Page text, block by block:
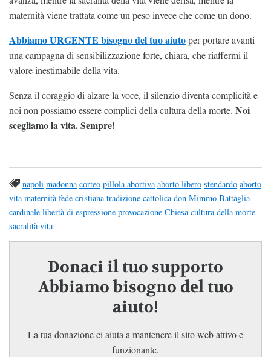
maternità viene trattata come un peso invece che come un dono.
Abbiamo URGENTE bisogno del tuo aiutoper portare avanti
una campagna di sensibilizzazione forte, chiara, che riaffermi il
valore inestimabile della vita.
Senza il coraggio di alzare la voce, il silenzio diventa complicità e
noi non possiamo essere complici della cultura della morte. Noi
scegliamo la vita. Sempre!
napoli madonna corteo pillola abortiva aborto libero stendardo aborto
vita maternità fede cristiana tradizione cattolica don Mimmo Battaglia
cardinale libertà di espressione provocazione Chiesa cultura della morte
sacralità vita
Donaci il tuo supporto
Abbiamo bisogno del tuo
aiuto!
La tua donazione ci aiuta a mantenere il sito web attivo e
funzionante.